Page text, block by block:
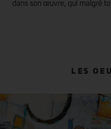
dans son œuvre, qui malgré
LES